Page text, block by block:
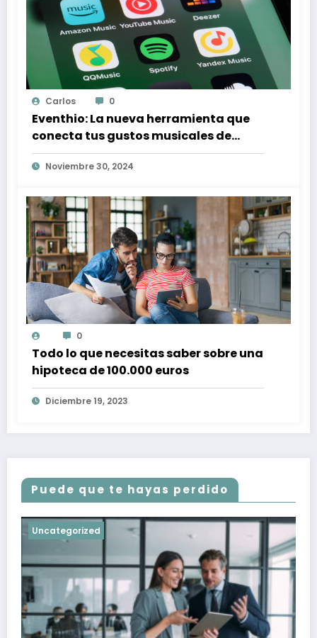
Carlos 0
Eventhio: La nueva herramienta que
conecta tus gustos musicales de
Spotify con conciertos en tu zona
Noviembre 30, 2024
0
Todo lo que necesitas saber sobre una
hipoteca de 100.000 euros
Diciembre 19, 2023
Puede que te hayas perdido
Uncategorized